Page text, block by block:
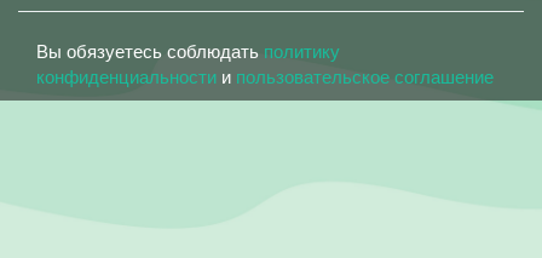
Вы обязуетесь соблюдать политику
конфиденциальности и пользовательское соглашение